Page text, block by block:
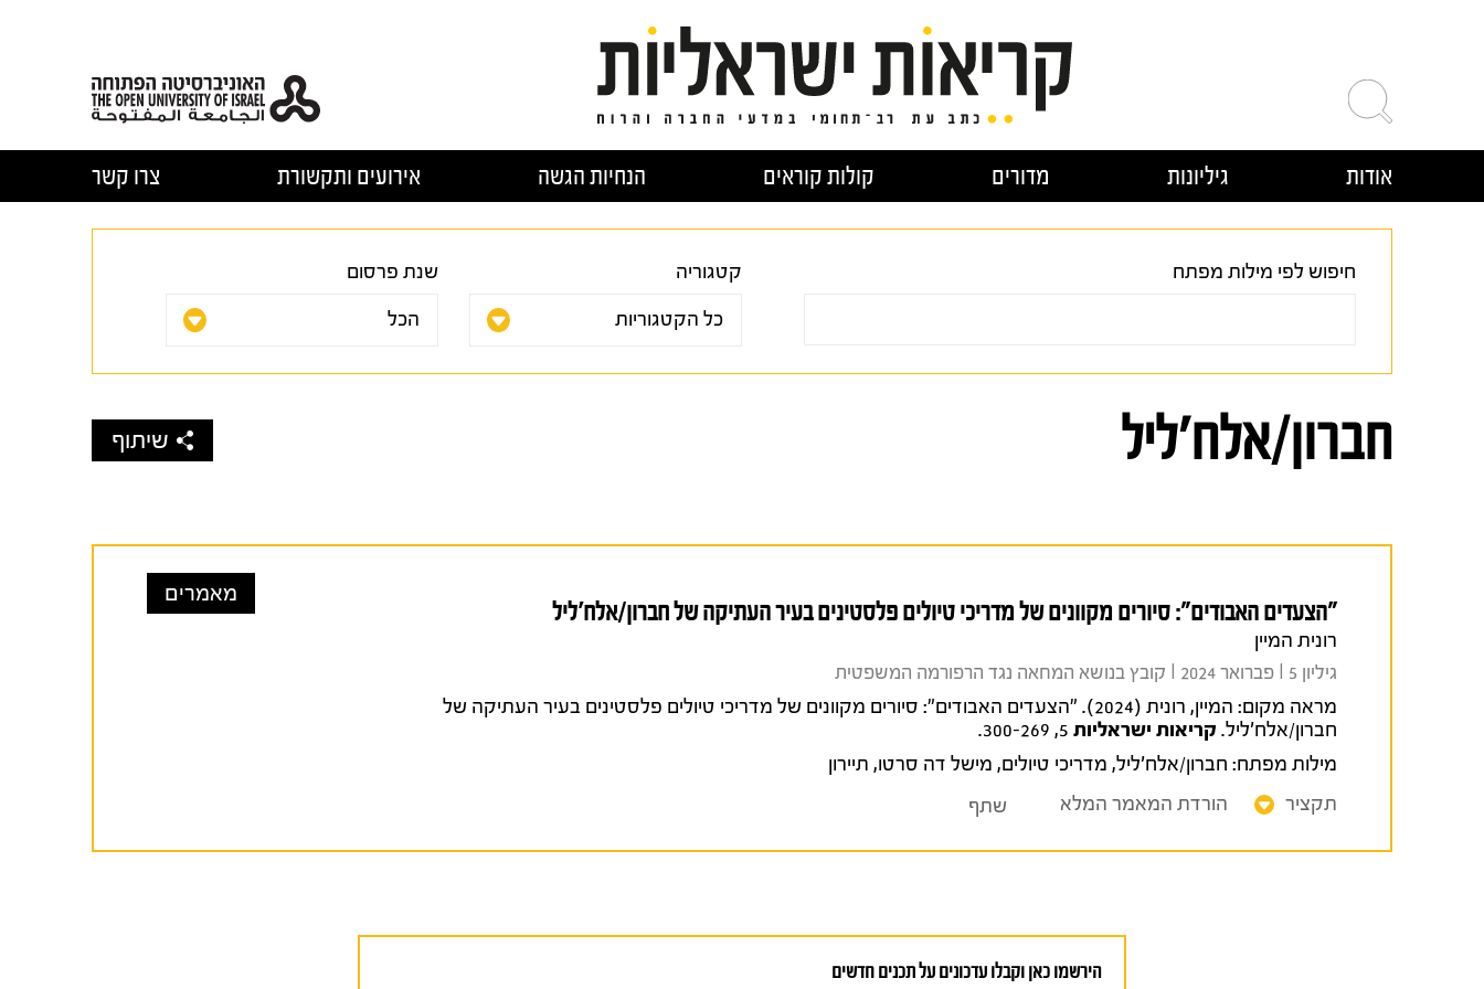
אודות גיליונות מדורים קולות קוראים הנחיות הגשה אירועים ותקשורת צרו קשר
חיפוש לפי מילות מפתח קטגוריה שנת פרסום
חברון/אלח'ליל שיתוף
מאמרים
"הצעדים האבודים": סיורים מקוונים של מדריכי טיולים פלסטינים בעיר העתיקה של חברון/אלח'ליל
רונית המיין
גיליון 5 I פברואר 2024 I קובץ בנושא המחאה נגד הרפורמה המשפטית
מראה מקום:
המיין, רונית (2024). "הצעדים האבודים": סיורים מקוונים של מדריכי טיולים פלסטינים בעיר העתיקה של
חברון/אלח'ליל.קריאות ישראליות
מילות מפתח: חברון/אלח'ליל, מדריכי טיולים, מישל דה סרטו, תיירון
תקציר
הורדת המאמר המלא שתף
הירשמו כאן וקבלו עדכונים על תכנים חדשים